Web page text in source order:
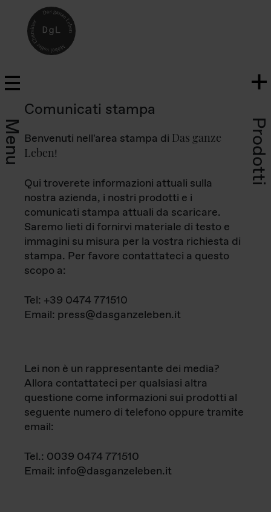
Menu Prodotti
Comunicati stampa
Benvenuti nell'area stampa di Das ganze
Leben!
Qui troverete informazioni attuali sulla
nostra azienda, i nostri prodotti e i
comunicati stampa attuali da scaricare.
Saremo lieti di fornirvi materiale di testo e
immagini su misura per la vostra richiesta di
stampa. Per favore contattateci a questo
scopo a:
Tel: +39 0474 771510
Email: press@dasganzeleben.it
Lei non è un rappresentante dei media?
Allora contattateci per qualsiasi altra
questione come informazioni sui prodotti al
seguente numero di telefono oppure tramite
email:
Tel.: 0039 0474 771510
Email: info@dasganzeleben.it